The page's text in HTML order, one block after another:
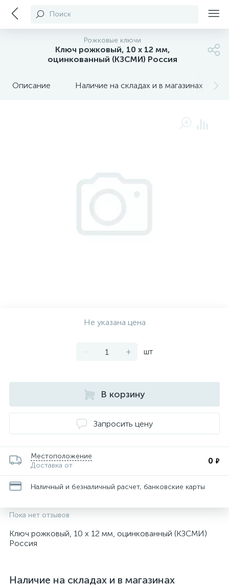
Поиск
Рожковые ключи
Ключ рожковый, 10 х 12 мм,
оцинкованный (КЗСМИ) Россия
Описание Наличие на складах и в магазинах
Не указана цена
- + шт
В корзину
Запросить цену
Местоположение
Доставка от
0 ₽
Наличный и безналичный расчет, банковские карты
Пока нет отзывов
Ключ рожковый, 10 х 12 мм, оцинкованный (КЗСМИ)
Россия
Наличие на складах и в магазинах